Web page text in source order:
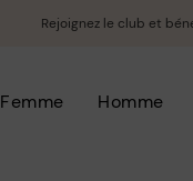
Rejoignez le club et
Femme Homme